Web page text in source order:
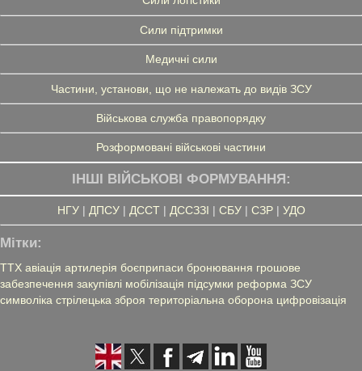
Сили підтримки
Медичні сили
Частини, установи, що не належать до видів ЗСУ
Військова служба правопорядку
Розформовані військові частини
ІНШІ ВІЙСЬКОВІ ФОРМУВАННЯ:
НГУ| ДПСУ| ДССТ| ДССЗЗІ | СБУ| СЗР| УДО
Мітки:
ТТХ авіація артилерія боєприпаси бронювання грошове
забезпечення закупівлі мобілізація підсумки реформа ЗСУ
символіка стрілецька зброя територіальна оборона цифровізація